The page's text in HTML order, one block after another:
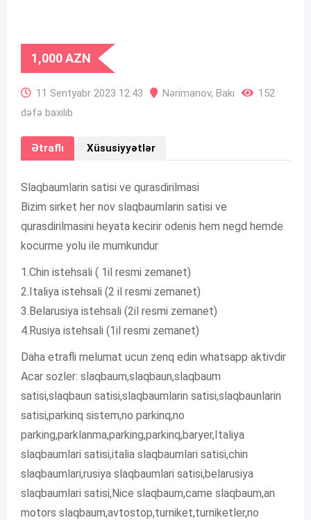
1,000AZN
11 Sentyabr 2023 12:43 Nərimanov, Bakı
152
dəfə baxılıb
Ətraflı Xüsusiyyətlər
Slaqbaumlarin satisi ve qurasdirilmasi
Bizim sirket her nov slaqbaumlarin satisi ve
qurasdirilmasini heyata kecirir odenis hem negd hemde
kocurme yolu ile mumkundur
1.Chin istehsali ( 1il resmi zemanet)
2.Italiya istehsali (2 il resmi zemanet)
3.Belarusiya istehsali (2il resmi zemanet)
4.Rusiya istehsali (1il resmi zemanet)
Daha etrafli melumat ucun zenq edin whatsapp aktivdir
Acar sozler: slaqbaum,slaqbaun,slaqbaum
satisi,slaqbaun satisi,slaqbaumlarin satisi,slaqbaunlarin
satisi,parkinq sistem,no parkinq,no
parking,parklanma,parking,parkinq,baryer,Italiya
slaqbaumlari satisi,italia slaqbaumlari satisi,chin
slaqbaumlari,rusiya slaqbaumlari satisi,belarusiya
slaqbaumlari satisi,Nice slaqbaum,came slaqbaum,an
motors slaqbaum,avtostop,turniket,turniketler,no